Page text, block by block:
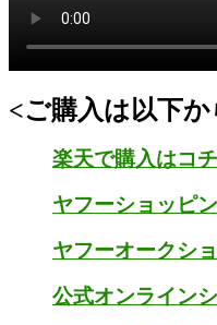
<ご購入は以下
楽天で購入はコ
ヤフーショッピ
ヤフーオークシ
公式オンライン